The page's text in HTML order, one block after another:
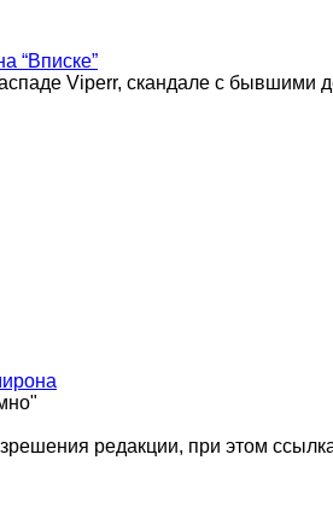
“Вписке”
Viperr, скандале с
редакции, при этом